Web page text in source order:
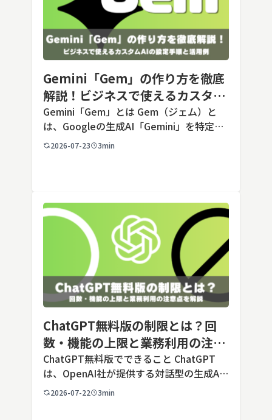
Gemini「Gem」の作り方を徹底
解説！ビジネスで使えるカスタム
AIの設定手順と活用例
Gemini「Gem」とは Gem（ジェム）と
は、Googleの生成AI「Gemini」を特定の
用途に合わせてカスタマイズできる機能で
2026-07-23 3min
ChatGPT無料版の制限とは？回
数・機能の上限と業務利用の注意
点を解説【2026年最新】
ChatGPT無料版でできること ChatGPT
は、OpenAI社が提供する対話型の生成AI
サービスです。アカウントを登録すれば無
2026-07-22 3min